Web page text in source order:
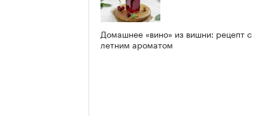
Домашнее «вино» из вишни: рецепт с
летним ароматом